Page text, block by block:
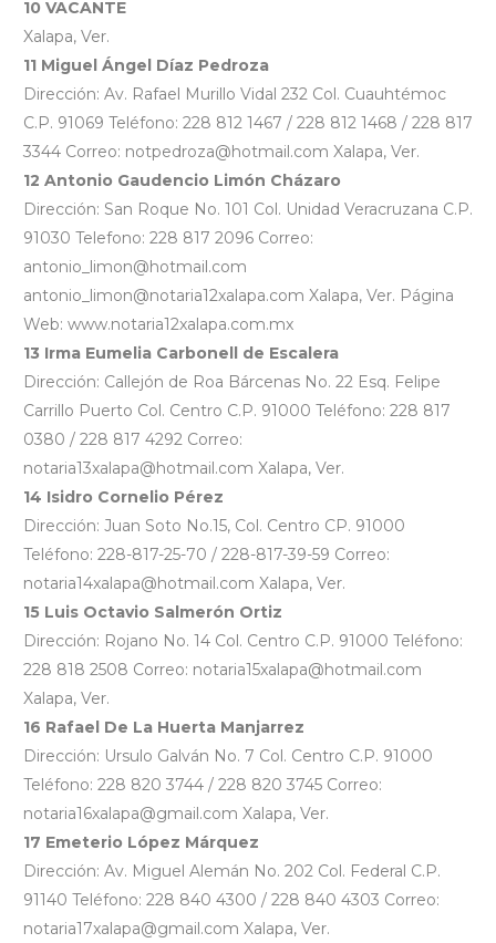
10 VACANTE
Xalapa, Ver.
11 Miguel Ángel Díaz Pedroza
Dirección: Av. Rafael Murillo Vidal 232 Col. Cuauhtémoc
C.P. 91069 Teléfono: 228 812 1467 / 228 812 1468 / 228 817
3344 Correo: notpedroza@hotmail.com Xalapa, Ver.
12 Antonio Gaudencio Limón Cházaro
Dirección: San Roque No. 101 Col. Unidad Veracruzana C.P.
91030 Telefono: 228 817 2096 Correo:
antonio_limon@hotmail.com
antonio_limon@notaria12xalapa.com Xalapa, Ver. Página
Web: www.notaria12xalapa.com.mx
13 Irma Eumelia Carbonell de Escalera
Dirección: Callejón de Roa Bárcenas No. 22 Esq. Felipe
Carrillo Puerto Col. Centro C.P. 91000 Teléfono: 228 817
0380 / 228 817 4292 Correo:
notaria13xalapa@hotmail.com Xalapa, Ver.
14 Isidro Cornelio Pérez
Dirección: Juan Soto No.15, Col. Centro CP. 91000
Teléfono: 228-817-25-70 / 228-817-39-59 Correo:
notaria14xalapa@hotmail.com Xalapa, Ver.
15 Luis Octavio Salmerón Ortiz
Dirección: Rojano No. 14 Col. Centro C.P. 91000 Teléfono:
228 818 2508 Correo: notaria15xalapa@hotmail.com
Xalapa, Ver.
16 Rafael De La Huerta Manjarrez
Dirección: Ursulo Galván No. 7 Col. Centro C.P. 91000
Teléfono: 228 820 3744 / 228 820 3745 Correo:
notaria16xalapa@gmail.com Xalapa, Ver.
17 Emeterio López Márquez
Dirección: Av. Miguel Alemán No. 202 Col. Federal C.P.
91140 Teléfono: 228 840 4300 / 228 840 4303 Correo:
notaria17xalapa@gmail.com Xalapa, Ver.